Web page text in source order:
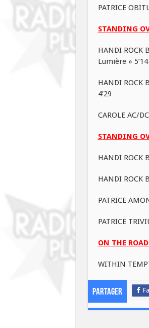
PATRICE
STANDING
HANDI ROCK
Lumière » 5’14
HANDI ROCK
4’29
CAROLE AC/
STANDING
HANDI ROCK
HANDI ROCK
PATRICE
PATRICE
ON THE
WITHIN
Partager